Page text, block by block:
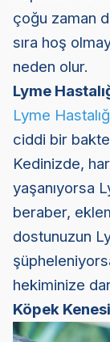
çoğu zaman
sıra hoş
neden olur.
Lyme
Lyme
ciddi bir
Kedinizde,
yaşanıyorsa
beraber,
dostunuzun
hekiminize
Köpek Kenesi